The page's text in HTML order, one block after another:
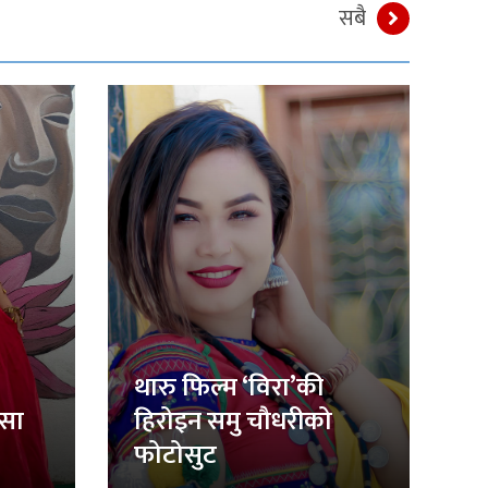
सबै
थारु फिल्म ‘विरा’की
हिरोइन समु चौधरीको
फोटोसुट